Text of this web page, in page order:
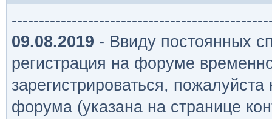
09.08.2019 - Ввиду постоянных
регистрация на форуме
зарегистрироваться,
форума (указана на странице